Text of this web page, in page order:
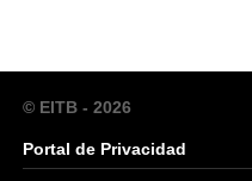
© EITB - 2026
Portal de Privacidad